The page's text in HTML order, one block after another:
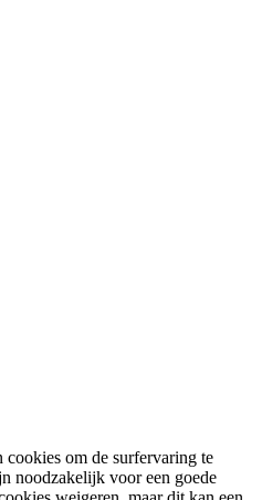
om de surfervaring te
noodzakelijk voor een goede